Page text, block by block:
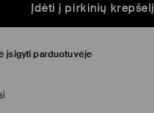
Įdėti į pirkinių krepšelį
įsigyti parduotuvėje